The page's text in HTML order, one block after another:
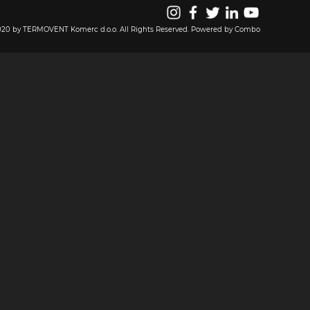
by TERMOVENT Komerc d.o.o. All Rights Reserved. Powered by Combo